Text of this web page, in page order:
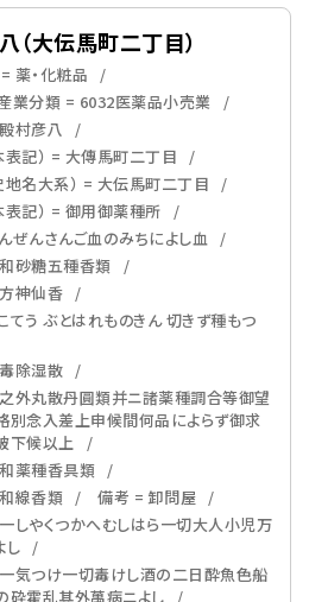
（大伝馬町二丁目）
薬・化粧品
業分類 = 6032医薬品小売業
村彦八
表記） = 大傳馬町二丁目
地名大系） = 大伝馬町二丁目
表記） = 御用御薬種所
ぜんさんご血のみちによし血
砂糖五種香類
神仙香
てう ぶとはれものきん 切きず種もつ
除湿散
外丸散丹圓類并ニ諸薬種調合等御望
別念入差上申候間何品によらず御求
下候以上
薬種香具類
線香類
備考 = 卸問屋
しやくつかへむしはら一切大人小児万
し
気つけ一切毒けし酒の二日酔魚色船
砕霍乱其外萬病ニよし